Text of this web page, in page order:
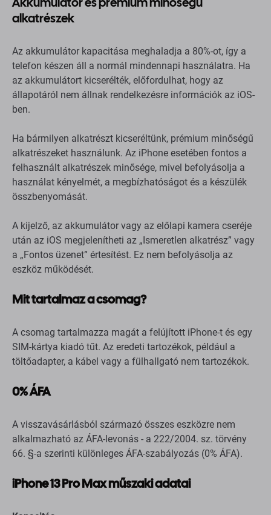
Akkumulátor és prémium minőségű
Az akkumulátor kapacitása meghaladja a 80%-ot, így a
telefon készen áll a normál mindennapi használatra. Ha
az akkumulátort kicserélték, előfordulhat, hogy az
állapotáról nem állnak rendelkezésre információk az iOS-
Ha bármilyen alkatrészt kicseréltünk, prémium minőségű
alkatrészeket használunk. Az iPhone esetében fontos a
felhasznált alkatrészek minősége, mivel befolyásolja a
használat kényelmét, a megbízhatóságot és a készülék
A kijelző, az akkumulátor vagy az előlapi kamera cseréje
után az iOS megjelenítheti az „Ismeretlen alkatrész” vagy
a „Fontos üzenet” értesítést. Ez nem befolyásolja az
A csomag tartalmazza magát a felújított iPhone-t és egy
SIM-kártya kiadó tűt. Az eredeti tartozékok, például a
töltőadapter, a kábel vagy a fülhallgató nem tartozékok.
A visszavásárlásból származó összes eszközre nem
alkalmazható az ÁFA-levonás - a 222/2004. sz. törvény
66. §-a szerinti különleges ÁFA-szabályozás (0% ÁFA).